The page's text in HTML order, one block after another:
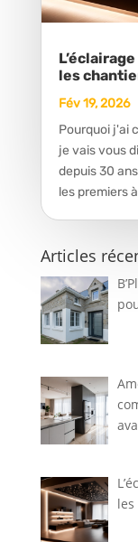
les
Fév 19, 2026
Pourquoi j'ai
je vais vous
depuis 30
les premiers
Articles